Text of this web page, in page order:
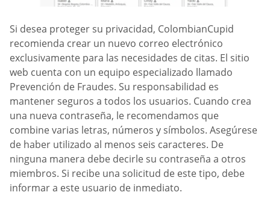
Si desea proteger su privacidad, ColombianCupid
recomienda crear un nuevo correo electrónico
exclusivamente para las necesidades de citas. El sitio
web cuenta con un equipo especializado llamado
Prevención de Fraudes. Su responsabilidad es
mantener seguros a todos los usuarios. Cuando crea
una nueva contraseña, le recomendamos que
combine varias letras, números y símbolos. Asegúrese
de haber utilizado al menos seis caracteres. De
ninguna manera debe decirle su contraseña a otros
miembros. Si recibe una solicitud de este tipo, debe
informar a este usuario de inmediato.